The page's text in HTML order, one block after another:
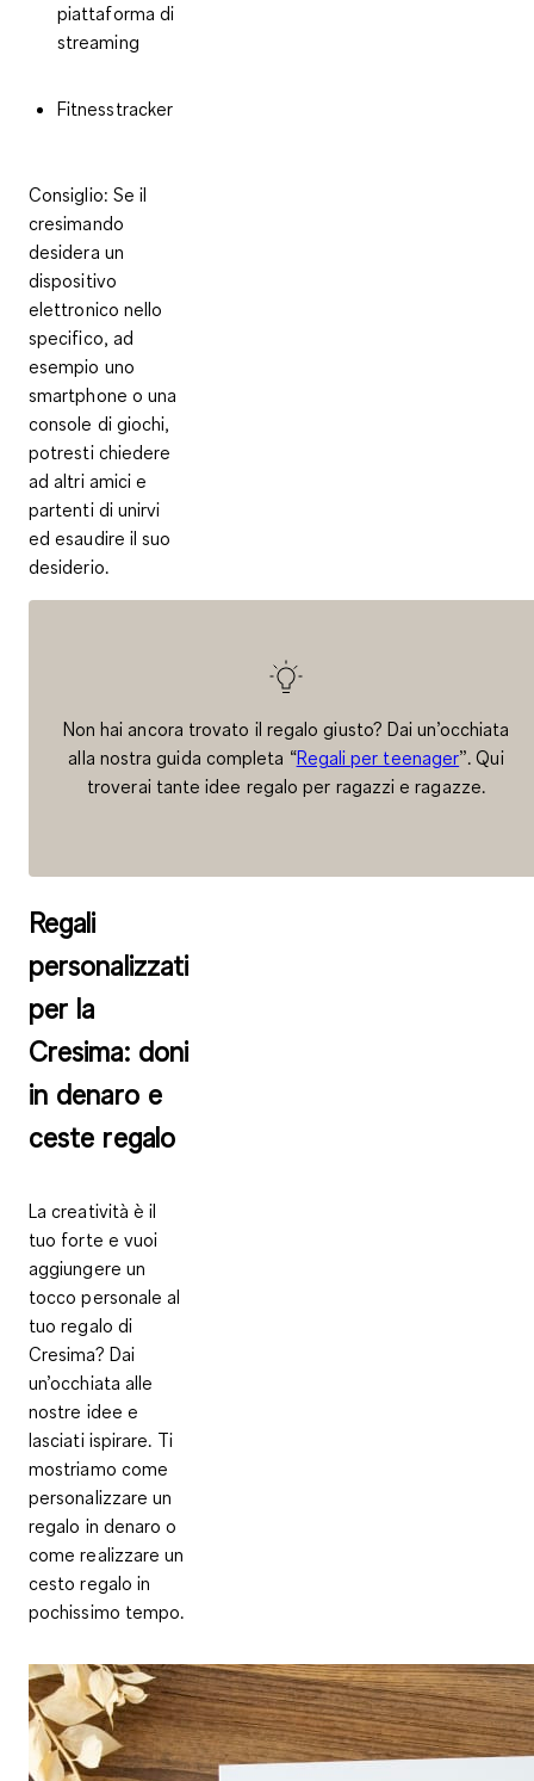
piattaforma di
streaming
Fitnesstracker
Consiglio: Se il
cresimando
desidera un
dispositivo
elettronico nello
specifico, ad
esempio uno
smartphone o una
console di giochi,
potresti chiedere
ad altri amici e
partenti di unirvi
ed esaudire il suo
desiderio.
Non hai ancora trovato il regalo giusto? Dai un’occhiata
alla nostra guida completa “Regali per teenager”. Qui
troverai tante idee regalo per ragazzi e ragazze.
Regali
personalizzati
per la
Cresima: doni
in denaro e
ceste regalo
La creatività è il
tuo forte e vuoi
aggiungere un
tocco personale al
tuo regalo di
Cresima? Dai
un’occhiata alle
nostre idee e
lasciati ispirare. Ti
mostriamo come
personalizzare un
regalo in denaro o
come realizzare un
cesto regalo in
pochissimo tempo.